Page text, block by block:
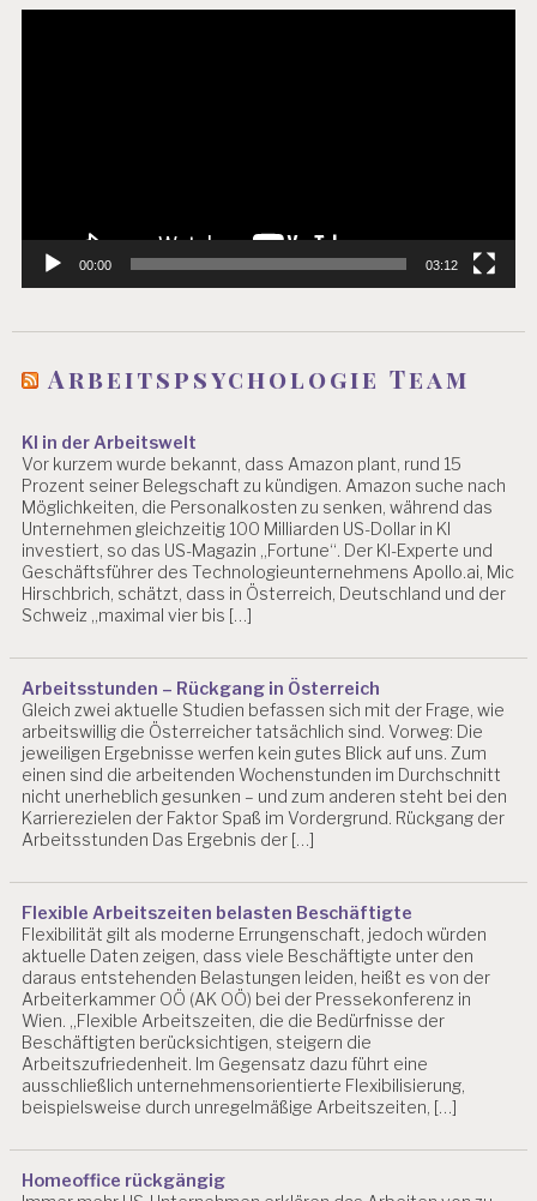
00:00 03:12
Arbeitspsychologie Team
KI in der Arbeitswelt
Vor kurzem wurde bekannt, dass Amazon plant, rund 15
Prozent seiner Belegschaft zu kündigen. Amazon suche nach
Möglichkeiten, die Personalkosten zu senken, während das
Unternehmen gleichzeitig 100 Milliarden US-Dollar in KI
investiert, so das US-Magazin „Fortune“. Der KI-Experte und
Geschäftsführer des Technologieunternehmens Apollo.ai, Mic
Hirschbrich, schätzt, dass in Österreich, Deutschland und der
Schweiz „maximal vier bis […]
Arbeitsstunden – Rückgang in Österreich
Gleich zwei aktuelle Studien befassen sich mit der Frage, wie
arbeitswillig die Österreicher tatsächlich sind. Vorweg: Die
jeweiligen Ergebnisse werfen kein gutes Blick auf uns. Zum
einen sind die arbeitenden Wochenstunden im Durchschnitt
nicht unerheblich gesunken – und zum anderen steht bei den
Karrierezielen der Faktor Spaß im Vordergrund. Rückgang der
Arbeitsstunden Das Ergebnis der […]
Flexible Arbeitszeiten belasten Beschäftigte
Flexibilität gilt als moderne Errungenschaft, jedoch würden
aktuelle Daten zeigen, dass viele Beschäftigte unter den
daraus entstehenden Belastungen leiden, heißt es von der
Arbeiterkammer OÖ (AK OÖ) bei der Pressekonferenz in
Wien. „Flexible Arbeitszeiten, die die Bedürfnisse der
Beschäftigten berücksichtigen, steigern die
Arbeitszufriedenheit. Im Gegensatz dazu führt eine
ausschließlich unternehmensorientierte Flexibilisierung,
beispielsweise durch unregelmäßige Arbeitszeiten, […]
Homeoffice rückgängig